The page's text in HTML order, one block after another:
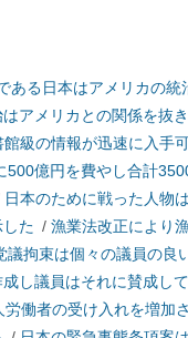
ある日本はアメリカの統
アメリカとの関係を抜
級の情報が迅速に入手
500億円を費やし合計
日本のために戦った人物
た / 漁業法改正により
議拘束は個々の議員の良
し議員はそれに賛成し
働者の受け入れを増加